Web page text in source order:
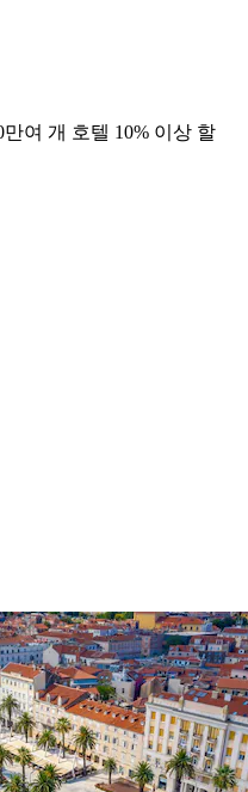
여 개 호텔 10% 이상 할